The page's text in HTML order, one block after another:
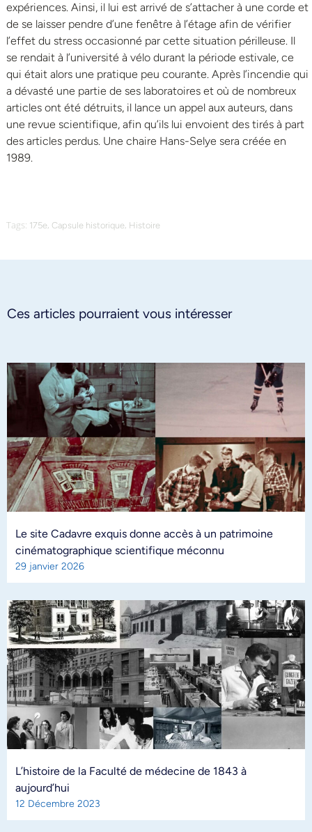
expériences. Ainsi, il lui est arrivé de s’attacher à une corde et
de se laisser pendre d’une fenêtre à l’étage afin de vérifier
l’effet du stress occasionné par cette situation périlleuse. Il
se rendait à l’université à vélo durant la période estivale, ce
qui était alors une pratique peu courante. Après l’incendie qui
a dévasté une partie de ses laboratoires et où de nombreux
articles ont été détruits, il lance un appel aux auteurs, dans
une revue scientifique, afin qu’ils lui envoient des tirés à part
des articles perdus. Une chaire Hans-Selye sera créée en
1989.
Tags: 175e, Capsule historique, Histoire
Ces articles pourraient vous intéresser
Le site Cadavre exquis donne accès à un patrimoine
cinématographique scientifique méconnu
29 janvier 2026
L’histoire de la Faculté de médecine de 1843 à
aujourd’hui
12 Décembre 2023